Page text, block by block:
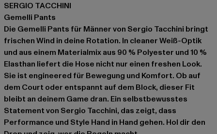
SERGIO TACCHINI
Gemelli Pants
Die Gemelli Pants für Männer von Sergio Tacchini bringt
frischen Wind in deine Rotation. In cleaner Weiß-Optik
und aus einem Materialmix aus 90 % Polyester und 10 %
Elasthan liefert die Hose nicht nur einen freshen Look.
Sie ist engineered für Bewegung und Komfort. Ob auf
dem Court oder entspannt auf dem Block, dieser Fit
bleibt an deinem Game dran. Ein selbstbewusstes
Statement von Sergio Tacchini, das zeigt, dass
Performance und Style Hand in Hand gehen. Hol dir den